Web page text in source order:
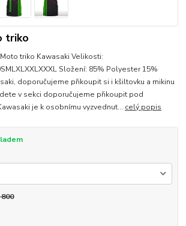
triko
triko Kawasaki Velikosti:
Složení: 85% Polyester 15%
doporučujeme přikoupit si i kšiltovku a mikinu
v sekci doporučujeme přikoupit pod
je k osobnímu vyzvednut... celý popis